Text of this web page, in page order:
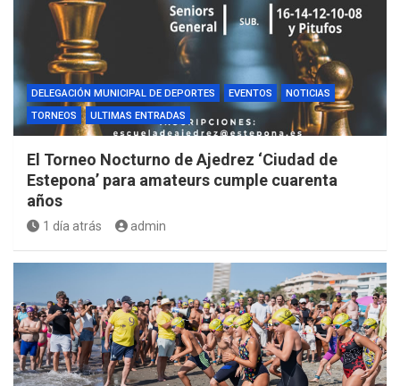
DELEGACIÓN MUNICIPAL DE DEPORTES EVENTOS
NOTICIAS
TORNEOS
ULTIMAS ENTRADAS
El Torneo Nocturno de Ajedrez ‘Ciudad de
Estepona’ para amateurs cumple cuarenta
años
1 día atrás admin